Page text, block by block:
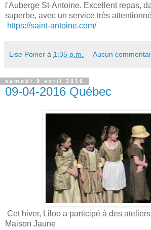
l'Auberge St-Antoine. Excellent repas,
superbe, avec un service très
https://saint-antoine.com/
Lise Poirier à 1:35 p.m. Aucun
samedi 9 avril 2016
09-04-2016 Québec
Cet hiver, Liloo a participé à des
Maison Jaune